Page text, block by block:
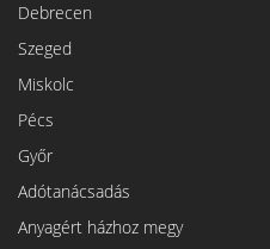
Debrecen
Szeged
Miskolc
Pécs
Győr
Adótanácsadás
Anyagért házhoz megy